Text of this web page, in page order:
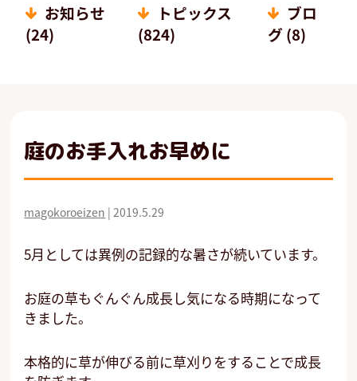
お知らせ
(24)
トピックス
(824)
ブロ
グ (8)
庭のお手入れお早めに
magokoroeizen |2019.5.29
5月としては異例の記録的な暑さが続いています。
お庭の草もぐんぐん成長し気になる時期になって
きました。
本格的に草が伸びる前に草刈りをすることで成長